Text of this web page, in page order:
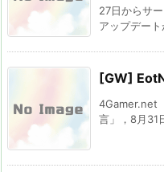
27日からサ
アップデー
[GW]
4Gamer.net
言」，8月31